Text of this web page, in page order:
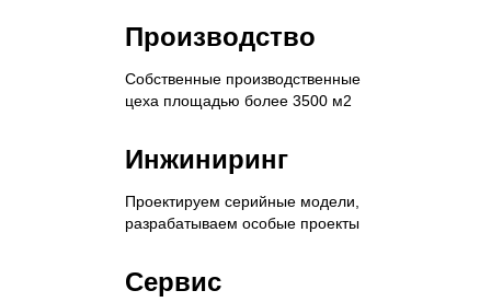
Производство
Собственные производственные
цеха площадью более 3500 м2
Инжиниринг
Проектируем серийные модели,
разрабатываем особые проекты
Сервис